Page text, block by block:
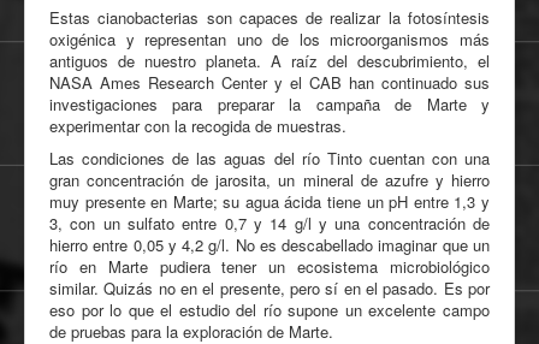
Estas cianobacterias son capaces de realizar la fotosíntesis
oxigénica y representan uno de los microorganismos más
antiguos de nuestro planeta. A raíz del descubrimiento, el
NASA Ames Research Center y el CAB han continuado sus
investigaciones para preparar la campaña de Marte y
experimentar con la recogida de muestras.
Las condiciones de las aguas del río Tinto cuentan con una
gran concentración de jarosita, un mineral de azufre y hierro
muy presente en Marte; su agua ácida tiene un pH entre 1,3 y
3, con un sulfato entre 0,7 y 14 g/l y una concentración de
hierro entre 0,05 y 4,2 g/l. No es descabellado imaginar que un
río en Marte pudiera tener un ecosistema microbiológico
similar. Quizás no en el presente, pero sí en el pasado. Es por
eso por lo que el estudio del río supone un excelente campo
de pruebas para la exploración de Marte.